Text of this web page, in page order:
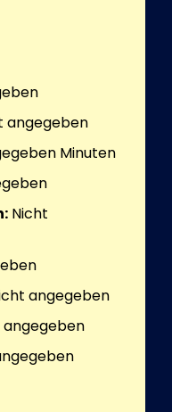
angegeben
Minuten
Nicht
angegeben
angegeben